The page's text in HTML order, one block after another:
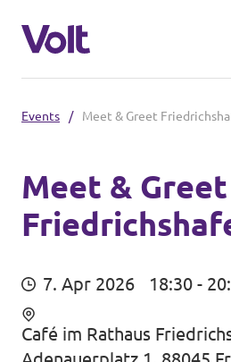
Volt in Baden-
Lokale Teams
Volt in Deutschland
Website
Volt in deinem
Programm
Menschen
Events / Meet & Greet
Meet & Greet
7. Apr 2026 18:30 -
Café im Rathaus